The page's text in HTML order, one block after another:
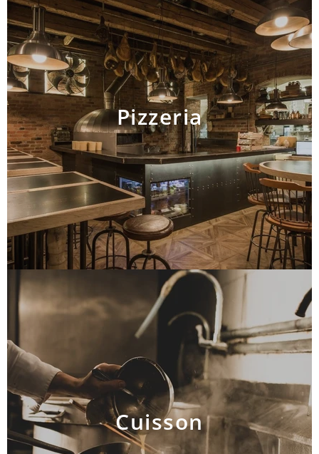
Pizzeria
AJOUTER AU PANIER
Cuisson
AJOUTER AU PANIER